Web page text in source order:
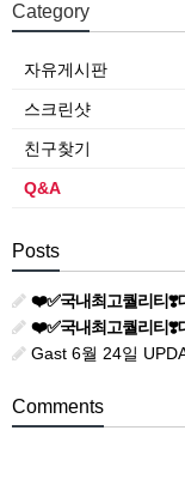
Category
자유게시판
스크린샷
친구찾기
Q&A
Posts
❤️✅국내최고퀄리티❣️대리•위조•제작❣️모바일신분증위조•
❤️✅국내최고퀄리티❣️대리•위조•제작❣️모바일신분증위조•
Gast 6월 24일
Comments